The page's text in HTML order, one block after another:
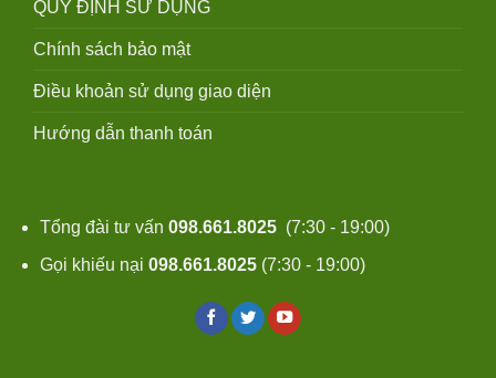
QUY ĐỊNH SỬ DỤNG
Chính sách bảo mật
Điều khoản sử dụng giao diện
Hướng dẫn thanh toán
Tổng đài tư vấn 098.661.8025(7:30 - 19:00)
Gọi khiếu nại 098.661.8025(7:30 - 19:00)